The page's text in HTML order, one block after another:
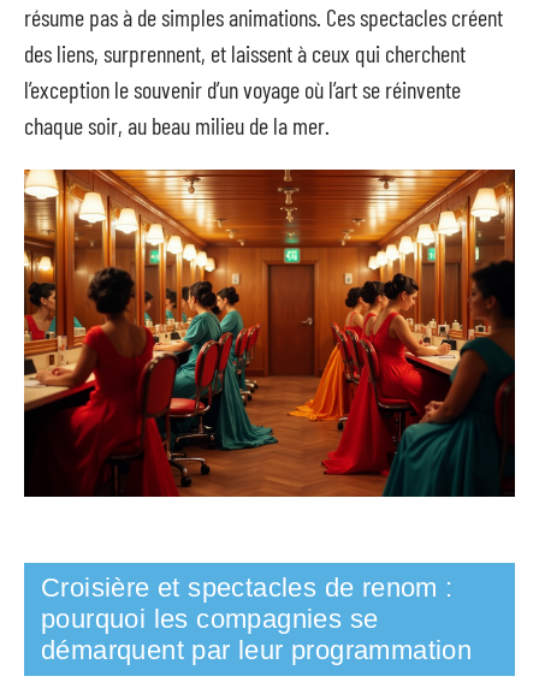
résume pas à de simples animations. Ces spectacles créent
des liens, surprennent, et laissent à ceux qui cherchent
l’exception le souvenir d’un voyage où l’art se réinvente
chaque soir, au beau milieu de la mer.
Croisière et spectacles de renom :
pourquoi les compagnies se
démarquent par leur programmation